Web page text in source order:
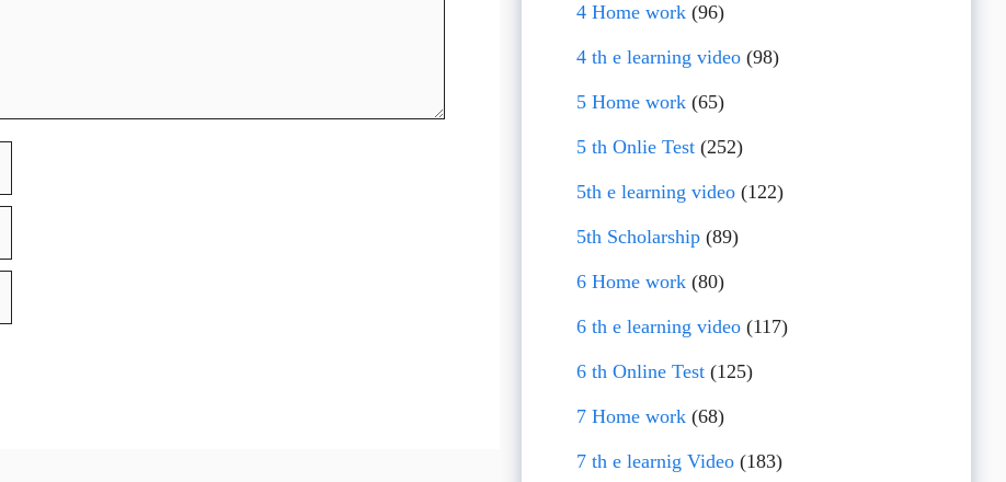
4 Home work (96)
4 th e learning video (98)
5 Home work (65)
5 th Onlie Test (252)
5th e learning video (122)
5th Scholarship (89)
6 Home work (80)
6 th e learning video (117)
6 th Online Test (125)
7 Home work (68)
7 th e learnig Video (183)